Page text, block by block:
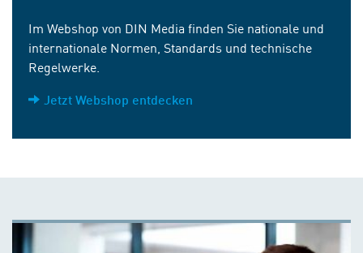
Im Webshop von DIN Media finden Sie nationale und
internationale Normen, Standards und technische
Regelwerke.
Jetzt Webshop entdecken